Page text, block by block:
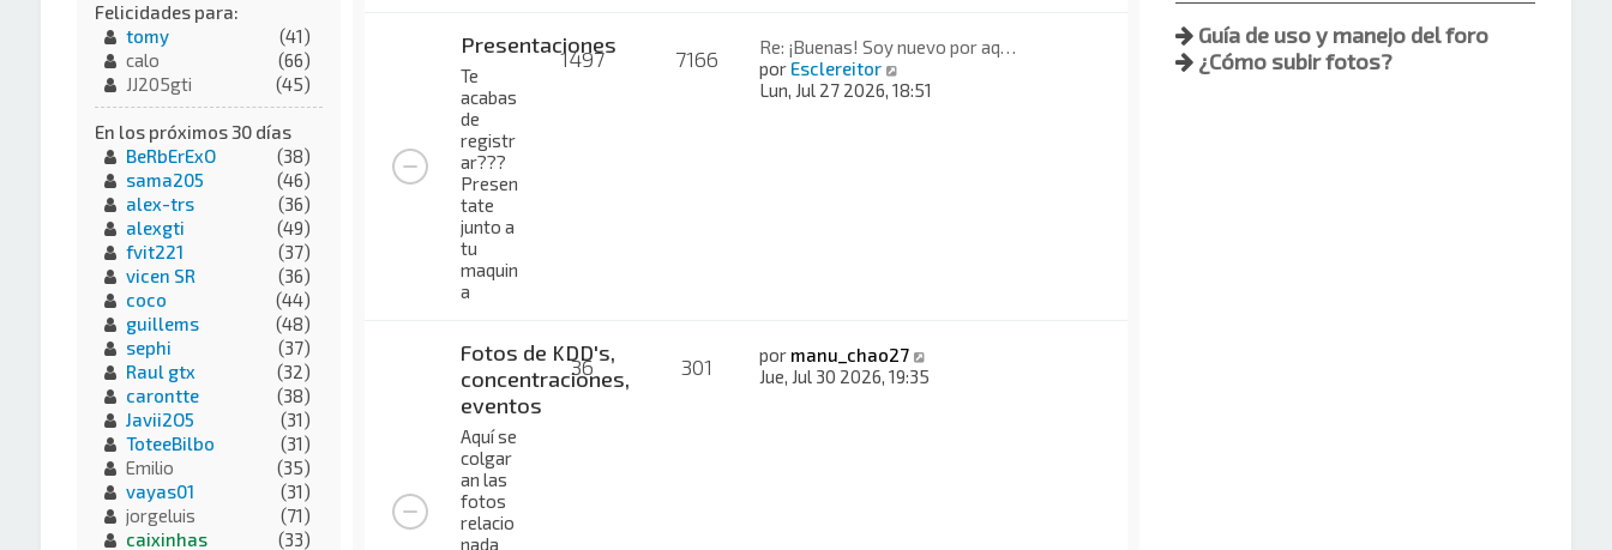
Presentaciones
Te
acabas
de
registr
ar???
Presen
tate
junto a
tu
maquin
a
1497 7166
Re: ¡Buenas! Soy nuevo por aq…
por Esclereitor
e
a
j
e
Lun, Jul 27 2026, 18:51
Fotos de KDD's,
concentraciones,
eventos
Aquí se
colgar
an las
fotos
relacio
nada
36 301 por manu_chao27
e
Jue, Jul 30 2026, 19:35
Guía de uso y manejo del foro
¿Cómo subir fotos?
Felicidades para:
tomy
(41)
calo
(66)
JJ205gti
(45)
En los próximos 30 días
BeRbErExO
(38)
sama205
(46)
alex-trs
(36)
alexgti
(49)
fvit221
(37)
vicen SR
(36)
coco
(44)
guillems
(48)
sephi
(37)
Raul gtx
(32)
carontte
(38)
Javii2O5
(31)
ToteeBilbo
(31)
Emilio
(35)
vayas01
(31)
jorgeluis
(71)
caixinhas
(33)